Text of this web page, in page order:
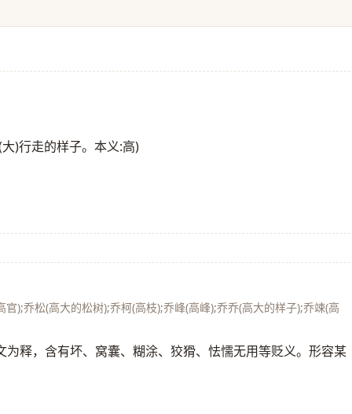
)行走的样子。本义:高)
);乔松(高大的松树);乔柯(高枝);乔峰(高峰);乔乔(高大的样子);乔竦(高
释，含有坏、窝囊、糊涂、狡猾、怯懦无用等贬义。形容某